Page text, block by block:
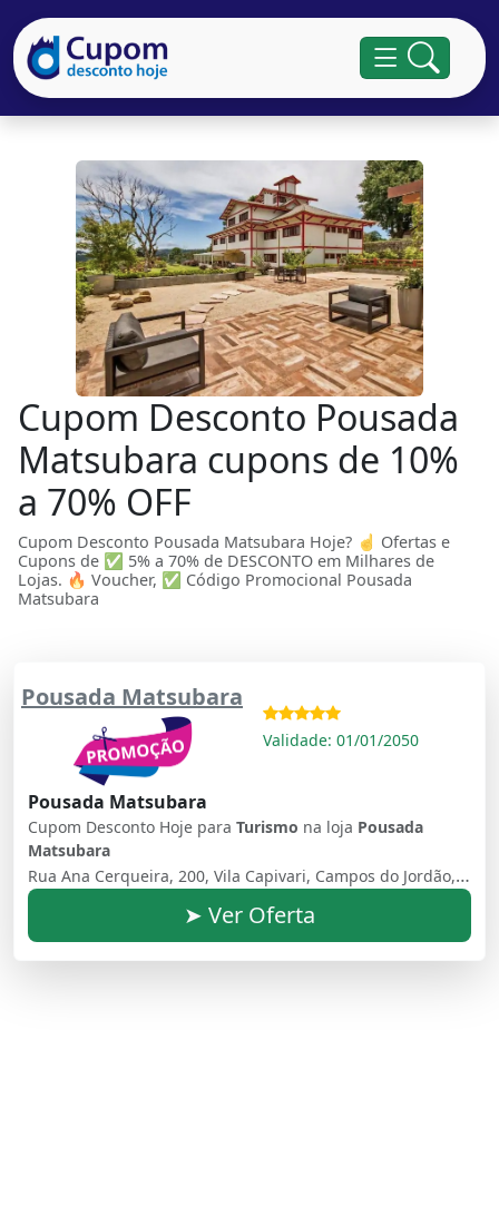
Cupom Desconto Pousada
Matsubara cupons de 10%
a 70% OFF
Cupom Desconto Pousada Matsubara Hoje? ☝ Ofertas e
Cupons de ✅ 5% a 70% de DESCONTO em Milhares de
Lojas. 🔥 Voucher, ✅ Código Promocional Pousada
Matsubara
Pousada Matsubara
Validade: 01/01/2050
Pousada Matsubara
Cupom Desconto Hoje para Turismo na loja Pousada
Matsubara
Rua Ana Cerqueira, 200, Vila Capivari, Campos do Jordão, SP, 12460-000, Brasil
➤ Ver Oferta